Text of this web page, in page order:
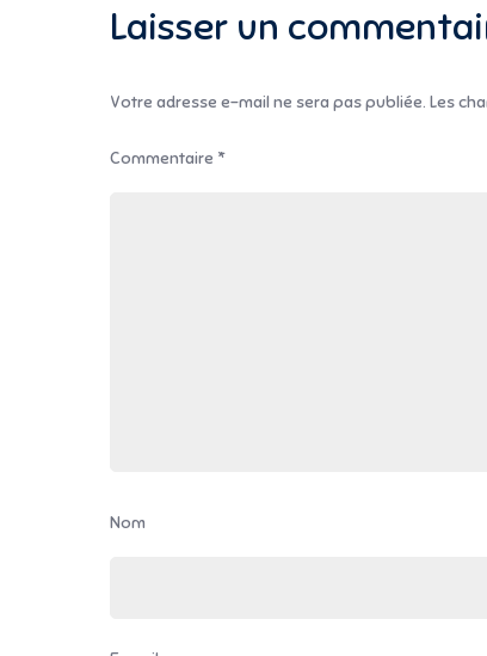
!
l’article
Laisser un
Votre adresse e-mail ne sera pas publiée. Les
Commentaire *
Nom